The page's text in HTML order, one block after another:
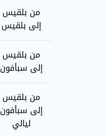
من بلقيس
إلى بلقيس
من بلقيس
إلى سبأفون
من بلقيس
إلى سبأفون
ليالي